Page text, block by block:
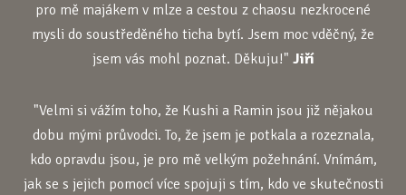
pro mě majákem v mlze a cestou z chaosu nezkrocené
mysli do soustředěného ticha bytí. Jsem moc vděčný, že
jsem vás mohl poznat. Děkuju!" Jiří
"Velmi si vážím toho, že Kushi a Ramin jsou již nějakou
dobu mými průvodci. To, že jsem je potkala a rozeznala,
kdo opravdu jsou, je pro mě velkým požehnání. Vnímám,
jak se s jejich pomocí více spojuji s tím, kdo ve skutečnosti